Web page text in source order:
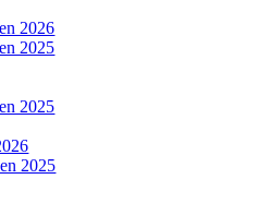
2026
2025
2025
2025